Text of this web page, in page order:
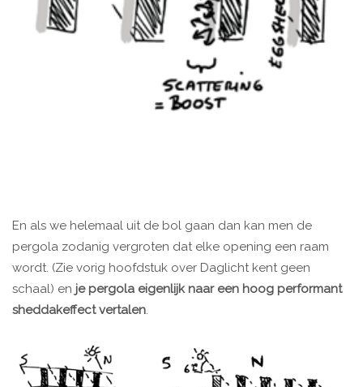
En als we helemaal uit de bol gaan dan kan men de
pergola zodanig vergroten dat elke opening een raam
wordt. (Zie vorig hoofdstuk over Daglicht kent geen
schaal) en je pergola eigenlijk naar een hoog performant
sheddakeffect vertalen.